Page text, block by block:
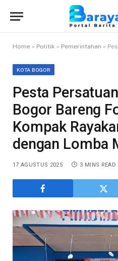
Home » Politik » Pemerintahan » Pesta
KOTA BOGOR
Pesta
Bogor Bareng
Kompak
dengan Lomba
17 AGUSTUS 2025 3 MINS READ